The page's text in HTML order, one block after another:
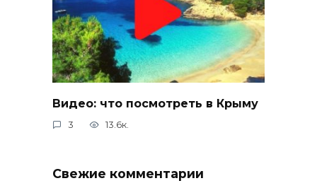
Видео: что посмотреть в Крыму
3 13.6к.
Свежие комментарии